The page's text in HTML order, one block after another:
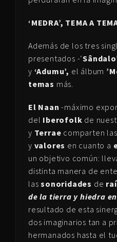
‘MEDRA’, TEMA A
Además de los tres
presentados -‘
y ‘Adumu’, el álbum
temas más.
El Naan -máximo
del Iberofolk de
y Terrae comparten
y valores en cuanto a
un objetivo común:
distinta manera de
lassonoridades de
de la tierra y hiedra
resultado de esta
dos imaginarios tan a
hermanados hasta el